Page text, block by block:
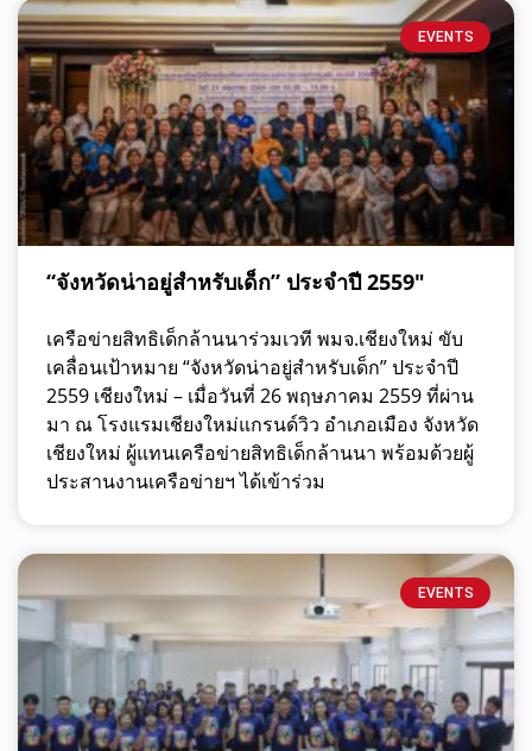
EVENTS
“จังหวัดน่าอยู่สำหรับเด็ก” ประจำปี 2559″
เครือข่ายสิทธิเด็กล้านนาร่วมเวที พมจ.เชียงใหม่ ขับ
เคลื่อนเป้าหมาย “จังหวัดน่าอยู่สำหรับเด็ก” ประจำปี
2559 เชียงใหม่ – เมื่อวันที่ 26 พฤษภาคม 2559 ที่ผ่าน
มา ณ โรงแรมเชียงใหม่แกรนด์วิว อำเภอเมือง จังหวัด
เชียงใหม่ ผู้แทนเครือข่ายสิทธิเด็กล้านนา พร้อมด้วยผู้
ประสานงานเครือข่ายฯ ได้เข้าร่วม
EVENTS